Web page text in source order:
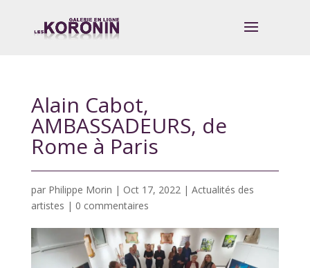
Alain Cabot,
AMBASSADEURS, de
Rome à Paris
par Philippe Morin | Oct 17, 2022| Actualités des
artistes | 0 commentaires